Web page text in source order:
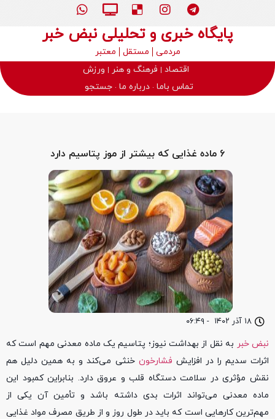
پایگاه خبری و تحلیلی نبض خبر
مردمی مستقل
معتبر
اقتصاد
فرهنگ و هنر
ورزش
تماس باما درباره ما جستجو
۱۸ آذر ۱۴۰۲ - ۰۶:۴۹
6 ماده غذایی که بیشتر از موز پتاسیم دارد
نبض خبر به نقل از بهداشت نیوز؛ پتاسیم یک ماده معدنی مهم است که
اثرات سدیم را در افزایش فشارخون خنثی می‌کند و به همین دلیل هم
نقش مؤثری در سلامت دستگاه قلب و عروق دارد. بنابراین کمبود این
ماده معدنی می‌تواند اثرات بدی داشته باشد و تأمین آن یکی از
مهم‌ترین کارهایی است که باید در طول روز و از طریق مصرف مواد غذایی